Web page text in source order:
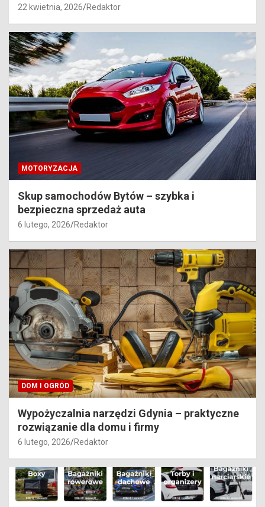
22 kwietnia, 2026 Redaktor
MOTORYZACJA
Skup samochodów Bytów – szybka i
bezpieczna sprzedaż auta
6 lutego, 2026 Redaktor
DOM I OGRÓD
Wypożyczalnia narzędzi Gdynia – praktyczne
rozwiązanie dla domu i firmy
6 lutego, 2026 Redaktor